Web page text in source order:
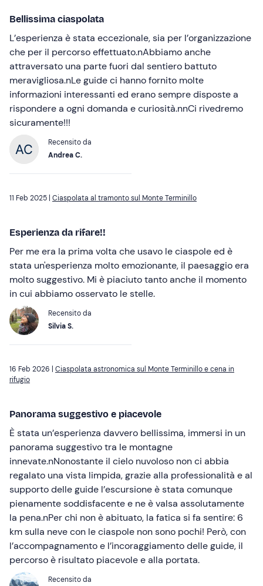
Bellissima ciaspolata
L’esperienza è stata eccezionale, sia per l’organizzazione
che per il percorso effettuato.nAbbiamo anche
attraversato una parte fuori dal sentiero battuto
meravigliosa.nLe guide ci hanno fornito molte
informazioni interessanti ed erano sempre disposte a
rispondere a ogni domanda e curiosità.nnCi rivedremo
sicuramente!!!
Recensito da
Andrea C.
11 Feb 2025 | Ciaspolata al tramonto sul Monte Terminillo
Esperienza da rifare!!
Per me era la prima volta che usavo le ciaspole ed è
stata un'esperienza molto emozionante, il paesaggio era
molto suggestivo. Mi è piaciuto tanto anche il momento
in cui abbiamo osservato le stelle.
Recensito da
Silvia S.
16 Feb 2026 | Ciaspolata astronomica sul Monte Terminillo e cena in
rifugio
Panorama suggestivo e piacevole
È stata un’esperienza davvero bellissima, immersi in un
panorama suggestivo tra le montagne
innevate.nNonostante il cielo nuvoloso non ci abbia
regalato una vista limpida, grazie alla professionalità e al
supporto delle guide l’escursione è stata comunque
pienamente soddisfacente e ne è valsa assolutamente
la pena.nPer chi non è abituato, la fatica si fa sentire: 6
km sulla neve con le ciaspole non sono pochi! Però, con
l’accompagnamento e l’incoraggiamento delle guide, il
percorso è risultato piacevole e alla portata.
Recensito da